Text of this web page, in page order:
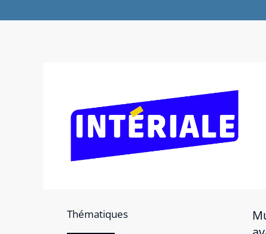
Thématiques